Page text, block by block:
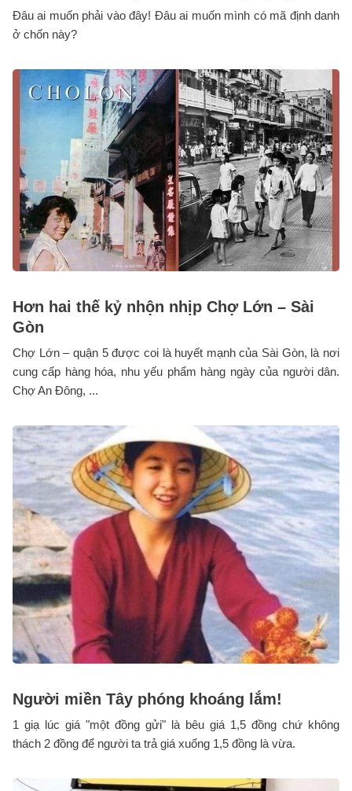
Đâu ai muốn phải vào đây! Đâu ai muốn mình có mã định danh
ở chốn này?
Hơn hai thế kỷ nhộn nhịp Chợ Lớn – Sài
Gòn
Chợ Lớn – quận 5 được coi là huyết mạnh của Sài Gòn, là nơi
cung cấp hàng hóa, nhu yếu phẩm hàng ngày của người dân.
Chợ An Đông, ...
Người miền Tây phóng khoáng lắm!
1 giạ lúc giá "một đồng gửi" là bêu giá 1,5 đồng chứ không
thách 2 đồng để người ta trả giá xuống 1,5 đồng là vừa.